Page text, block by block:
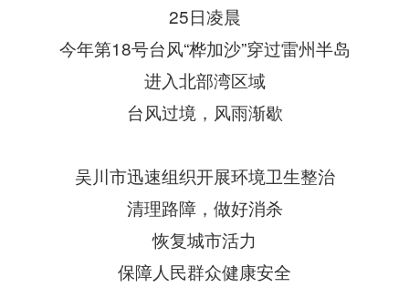
25日凌晨
今年第18号台风“桦加沙”穿过雷州半岛
进入北部湾区域
台风过境，风雨渐歇
吴川市迅速组织开展环境卫生整治
清理路障，做好消杀
恢复城市活力
保障人民群众健康安全